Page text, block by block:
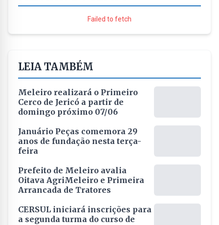
Failed to fetch
LEIA TAMBÉM
Meleiro realizará o Primeiro
Cerco de Jericó a partir de
domingo próximo 07/06
Januário Peças comemora 29
anos de fundação nesta terça-
feira
Prefeito de Meleiro avalia
Oitava AgriMeleiro e Primeira
Arrancada de Tratores
CERSUL iniciará inscrições para
a segunda turma do curso de